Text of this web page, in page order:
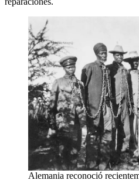
Alemania reconoció